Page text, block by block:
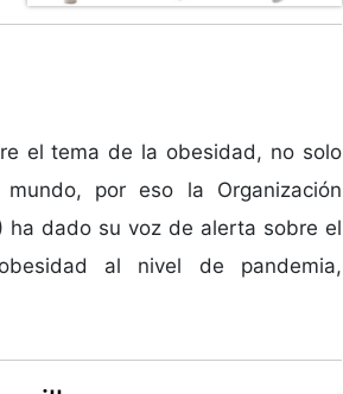
el tema de la obesidad, no solo
por eso la Organización
ha dado su voz de alerta sobre el
al nivel de pandemia,